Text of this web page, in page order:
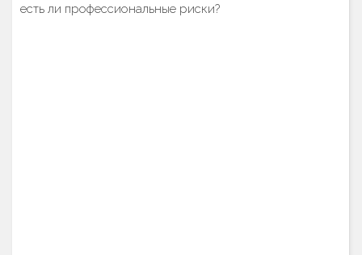
есть ли профессиональные риски?